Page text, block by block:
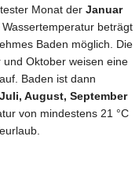
Monat der Januar
beträgt
Baden möglich. Die
Oktober weisen eine
Baden ist dann
August, September
von mindestens 21 °C